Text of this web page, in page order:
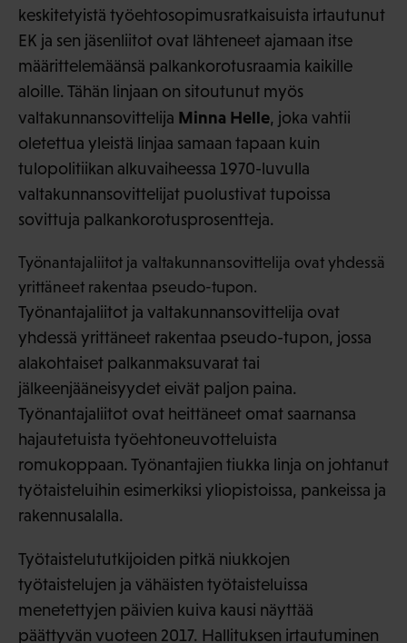
keskitetyistä työehtosopimusratkaisuista irtautunut
EK ja sen jäsenliitot ovat lähteneet ajamaan itse
määrittelemäänsä palkankorotusraamia kaikille
aloille. Tähän linjaan on sitoutunut myös
valtakunnansovittelija Minna Helle, joka vahtii
oletettua yleistä linjaa samaan tapaan kuin
tulopolitiikan alkuvaiheessa 1970-luvulla
valtakunnansovittelijat puolustivat tupoissa
sovittuja palkankorotusprosentteja.
Työnantajaliitot ja valtakunnansovittelija ovat yhdessä
yrittäneet rakentaa pseudo-tupon.
Työnantajaliitot ja valtakunnansovittelija ovat
yhdessä yrittäneet rakentaa pseudo-tupon, jossa
alakohtaiset palkanmaksuvarat tai
jälkeenjääneisyydet eivät paljon paina.
Työnantajaliitot ovat heittäneet omat saarnansa
hajautetuista työehtoneuvotteluista
romukoppaan. Työnantajien tiukka linja on johtanut
työtaisteluihin esimerkiksi yliopistoissa, pankeissa ja
rakennusalalla.
Työtaistelututkijoiden pitkä niukkojen
työtaistelujen ja vähäisten työtaisteluissa
menetettyjen päivien kuiva kausi näyttää
päättyvän vuoteen 2017. Hallituksen irtautuminen